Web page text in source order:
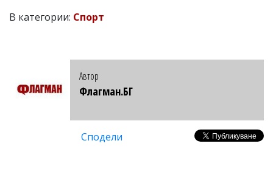
В категории: Спорт
Автор
Флагман.БГ
Сподели